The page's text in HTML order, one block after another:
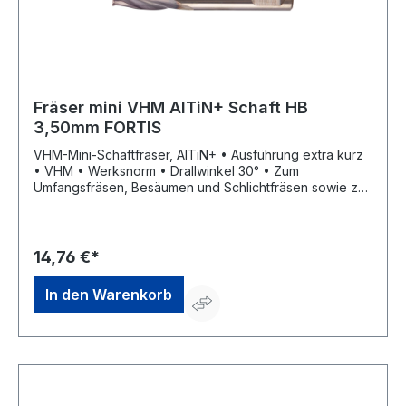
Fräser mini VHM AlTiN+ Schaft HB
3,50mm FORTIS
VHM-Mini-Schaftfräser, AlTiN+ • Ausführung extra kurz
• VHM • Werksnorm • Drallwinkel 30° • Zum
Umfangsfräsen, Besäumen und Schlichtfräsen sowie zur
14,76 €*
In den Warenkorb